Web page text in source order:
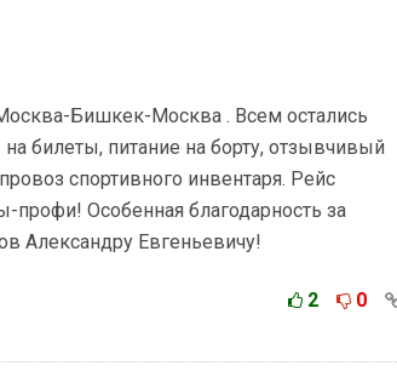
Бишкек-Москва . Всем остались
билеты, питание на борту, отзывчивый
спортивного инвентаря. Рейс
профи! Особенная благодарность за
Александру Евгеньевичу!
2 0